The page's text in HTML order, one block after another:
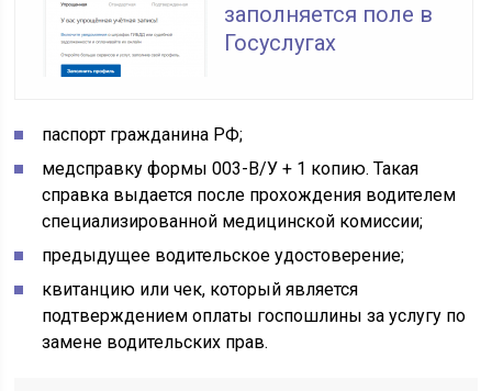
заполняется поле в
Госуслугах
паспорт гражданина РФ;
медсправку формы 003-В/У + 1 копию. Такая
справка выдается после прохождения водителем
специализированной медицинской комиссии;
предыдущее водительское удостоверение;
квитанцию или чек, который является
подтверждением оплаты госпошлины за услугу по
замене водительских прав.